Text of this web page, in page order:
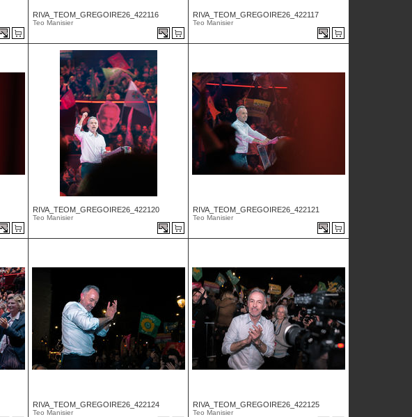
RIVA_TEOM_GREGOIRE26_422116
Teo Manisier
RIVA_TEOM_GREGOIRE26_422117
Teo Manisier
RIVA_TEOM_GREGOIRE26_422120
Teo Manisier
RIVA_TEOM_GREGOIRE26_422121
Teo Manisier
RIVA_TEOM_GREGOIRE26_422124
Teo Manisier
RIVA_TEOM_GREGOIRE26_422125
Teo Manisier